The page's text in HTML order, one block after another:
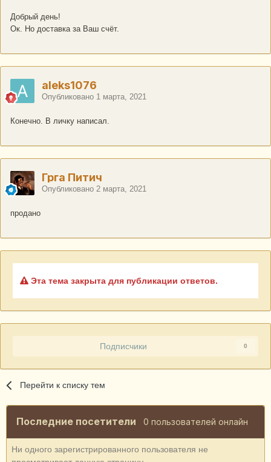
Добрый день!
Ок. Но доставка за Ваш счёт.
aleks1076
Опубликовано 1 марта, 2021
Конечно. В личку написал.
Грга Питич
Опубликовано 2 марта, 2021
продано
Эта тема закрыта для публикации ответов.
Подписчики 0
Перейти к списку тем
Последние посетители 0 пользователей онлайн
Ни одного зарегистрированного пользователя не